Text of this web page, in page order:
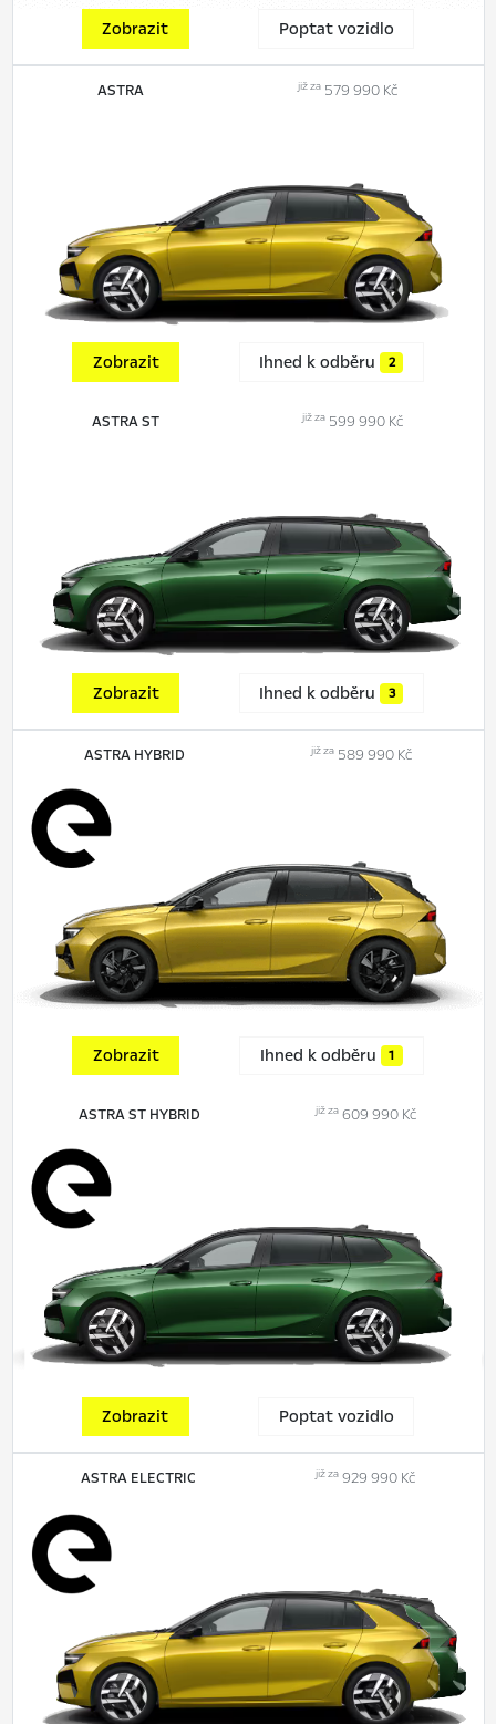
Zobrazit Poptat vozidlo
ASTRA již za 579 990 Kč
Zobrazit Ihned k odběru 2
ASTRA ST již za 599 990 Kč
Zobrazit Ihned k odběru 3
ASTRA HYBRID již za589 990 Kč
Zobrazit Ihned k odběru 1
ASTRA ST HYBRID již za 609 990 Kč
Zobrazit Poptat vozidlo
ASTRA ELECTRIC již za929 990 Kč